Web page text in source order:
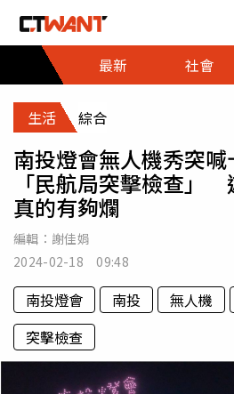
最新
社會
生活 綜合
南投燈會無人機秀突
「民航局突擊檢查」
真的有夠爛
編輯： 謝佳娟
2024-02-18 09:48
南投燈會 南投 無人機
突擊檢查